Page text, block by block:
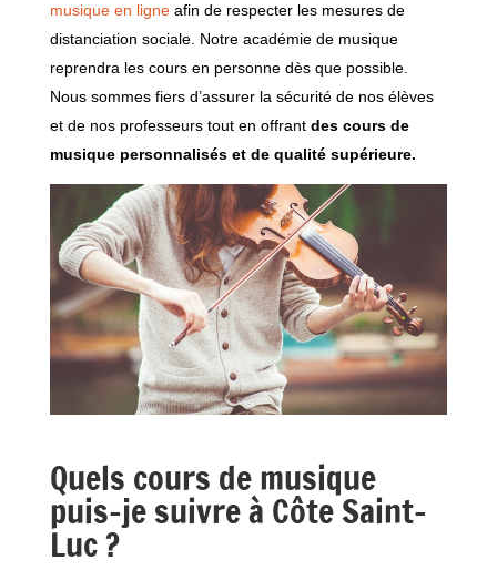
musique en ligne afin de respecter les mesures de
distanciation sociale. Notre académie de musique
reprendra les cours en personne dès que possible.
Nous sommes fiers d’assurer la sécurité de nos élèves
et de nos professeurs tout en offrant des cours de
musique personnalisés et de qualité supérieure.
Quels cours de musique
puis-je suivre à Côte Saint-
Luc ?